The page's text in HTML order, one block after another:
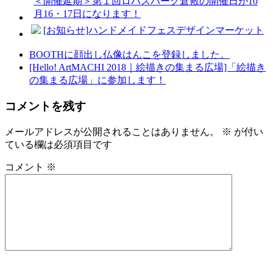
月16・17日になります！
[お知らせ]ハンドメイドフェスデザインマーケット
BOOTHに顔出し仏像はんこを登録しました。
[Hello! ArtMACHI 2018｜絵描きの集まる広場]「絵描き
の集まる広場」に参加します！
コメントを残す
メールアドレスが公開されることはありません。 ※ が付い
ている欄は必須項目です
コメント ※